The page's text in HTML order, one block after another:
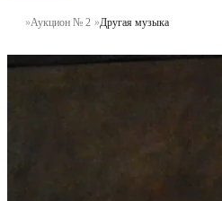
Аукцион № 2 Другая музыка